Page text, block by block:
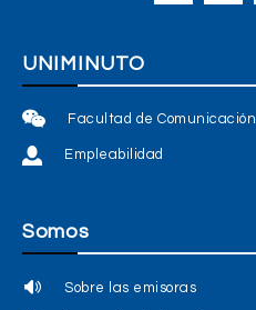
UNIMINUTO
Facultad de Comunicación
Empleabilidad
Somos
Sobre las emisoras